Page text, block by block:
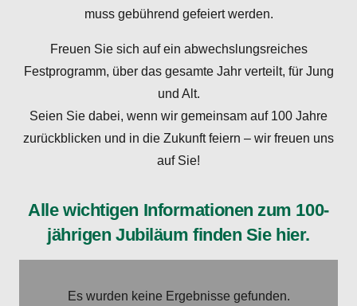
muss gebührend gefeiert werden.
Freuen Sie sich auf ein abwechslungsreiches
Festprogramm, über das gesamte Jahr verteilt, für Jung
und Alt.
Seien Sie dabei, wenn wir gemeinsam auf 100 Jahre
zurückblicken und in die Zukunft feiern – wir freuen uns
auf Sie!
Alle wichtigen Informationen zum 100-
jährigen Jubiläum finden Sie hier.
Es wurden keine Ergebnisse gefunden.